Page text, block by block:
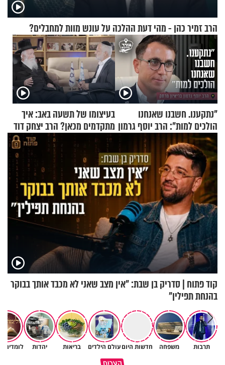
הרב זמיר כהן - מהי דעת ההלכה על עונש מוות למחבלים?
"נתקענו. חשבנו שאנחנו
הולכים למות": הרב יוסף גרמון
בריאיון מרתק
בעיצומו של תשעה באב: איך
מתקדמים מכאן? הרב יצחק דוד
גרוסמן בשיחה מיוחדת
קוד פתוח | סדריק בן שבת: "אין מצב שאני לא מכבד אותך בבוקר
בהנחת תפילין"
תרבות משפחה חדשות היוםעולם הילדים בריאות יהדות לומדיםמה הקשר בין חלומות רעים